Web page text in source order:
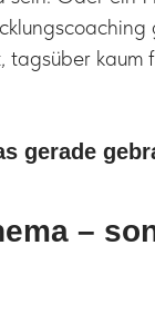
kaum
gerade
–